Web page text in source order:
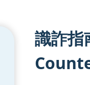
識詐